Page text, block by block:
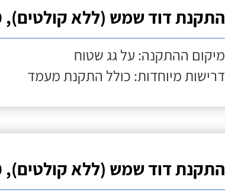
התקנת דוד שמש (ללא קולטים), 120 ליטר
מיקום ההתקנה: על גג שטוח
דרישות מיוחדות: כולל התקנת מעמד
התקנת דוד שמש (ללא קולטים), 150 ליטר